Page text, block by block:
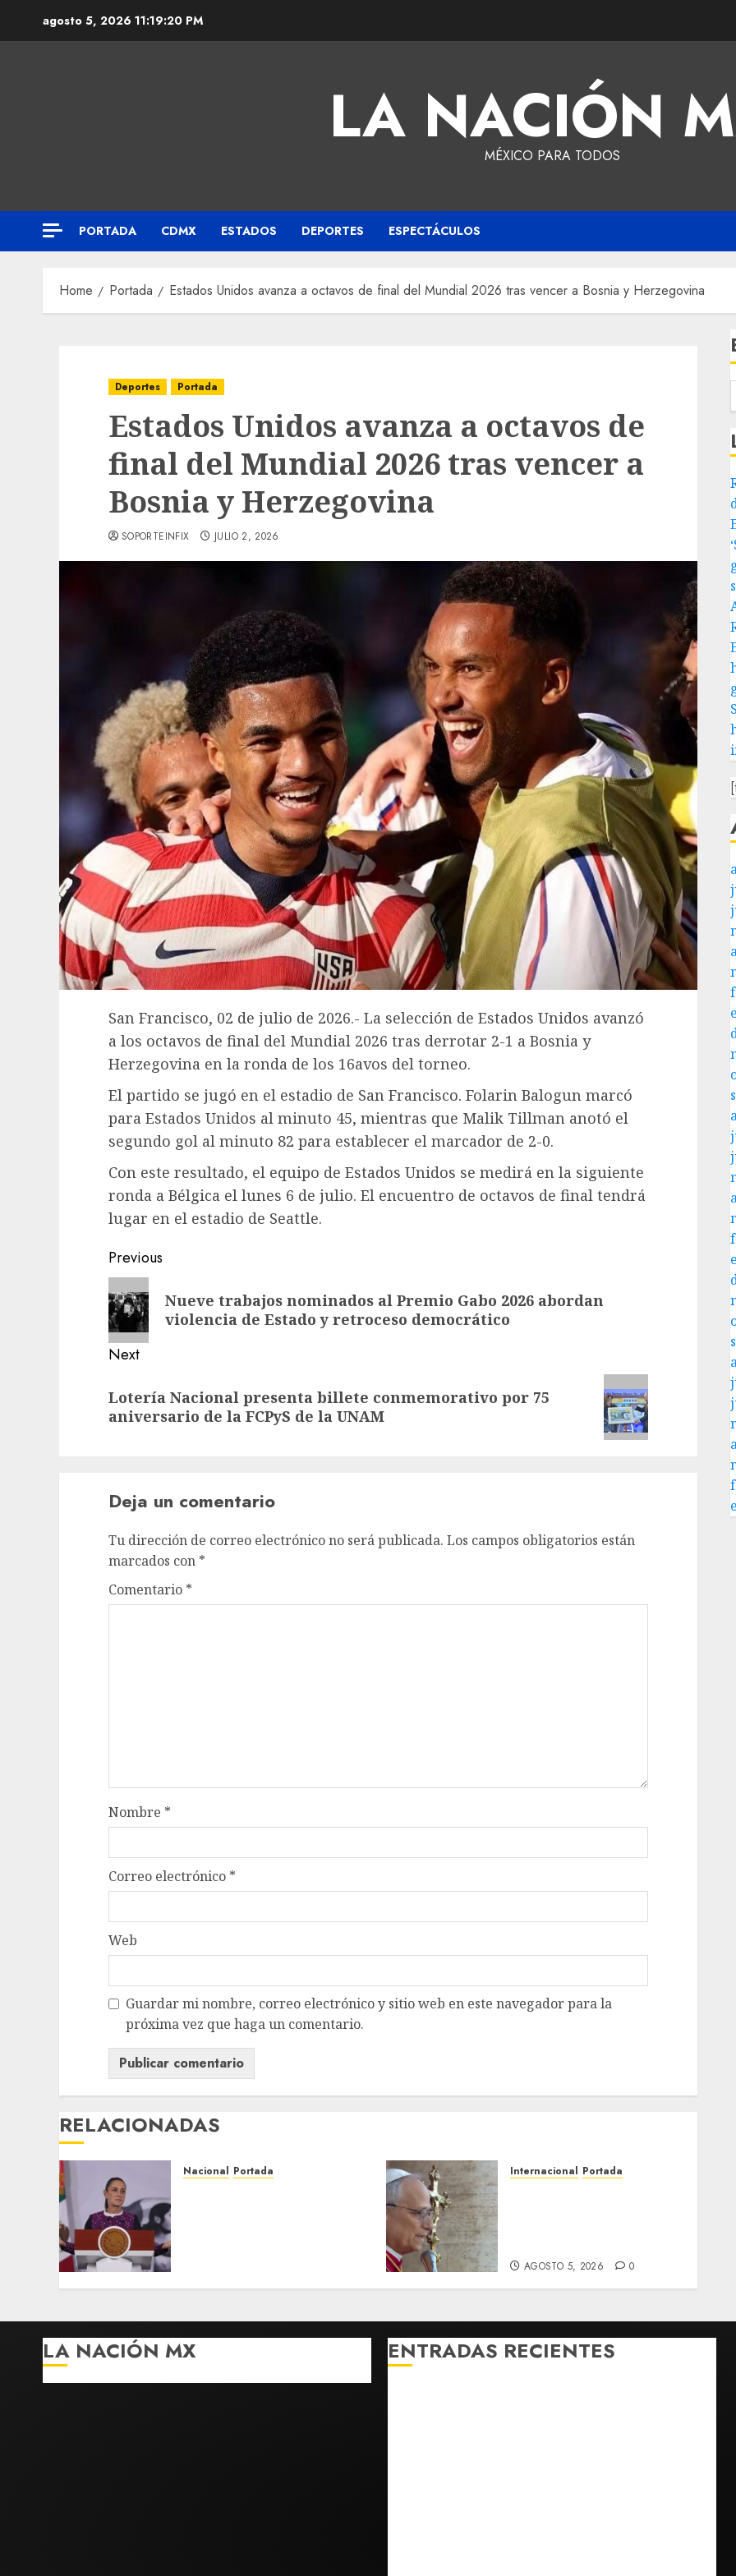
agosto 5, 2026 11:19:21 PM
LA NACIÓN
MÉXICO PARA TODOS
PORTADA CDMX ESTADOS DEPORTES ESPECTÁCULOS
Home Portada Estados Unidos avanza a octavos de final del Mundial 2026 tras vencer a Bosnia y Herzegovina
Deportes Portada
Estados Unidos avanza a octavos de
final del Mundial 2026 tras vencer a
Bosnia y Herzegovina
SOPORTEINFIX JULIO 2, 2026
San Francisco, 02 de julio de 2026.- La selección de Estados Unidos avanzó
a los octavos de final del Mundial 2026 tras derrotar 2-1 a Bosnia y
Herzegovina en la ronda de los 16avos del torneo.
El partido se jugó en el estadio de San Francisco. Folarin Balogun marcó
para Estados Unidos al minuto 45, mientras que Malik Tillman anotó el
segundo gol al minuto 82 para establecer el marcador de 2-0.
Con este resultado, el equipo de Estados Unidos se medirá en la siguiente
ronda a Bélgica el lunes 6 de julio. El encuentro de octavos de final tendrá
lugar en el estadio de Seattle.
Previous
Nueve trabajos nominados al Premio Gabo 2026 abordan
violencia de Estado y retroceso democrático
Next
Lotería Nacional presenta billete conmemorativo por 75
aniversario de la FCPyS de la UNAM
Deja un comentario
Tu dirección de correo electrónico no será publicada. Los campos obligatorios están
marcados con *
Comentario *
Nombre *
Correo electrónico *
Web
Guardar mi nombre, correo electrónico y sitio web en este navegador para la
próxima vez que haga un comentario.
RELACIONADAS
Nacional Portada Internacional Portada
AGOSTO 5, 2026 0
LA NACIÓN MX ENTRADAS RECIENTES